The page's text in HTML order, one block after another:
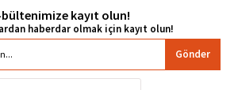
bültenimize kayıt olun!
Gönder